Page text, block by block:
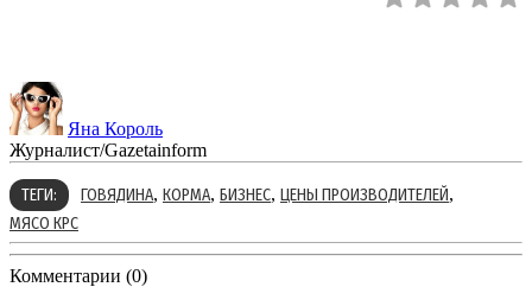
Яна Король
Журналист/Gazetainform
ТЕГИ: ГОВЯДИНА, КОРМА, БИЗНЕС, ЦЕНЫ ПРОИЗВОДИТЕЛЕЙ,
МЯСО КРС
Комментарии (0)